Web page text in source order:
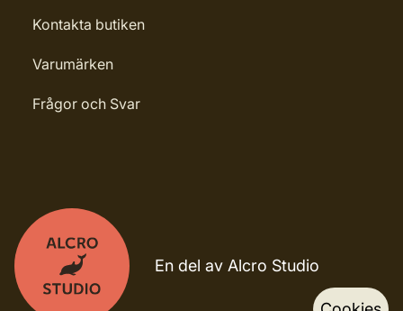
Kontakta butiken
Varumärken
Frågor och Svar
En del av Alcro Studio